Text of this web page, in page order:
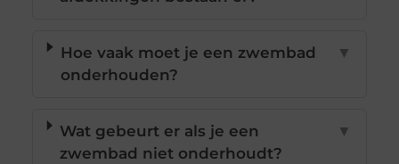
Hoe vaak moet je een zwembad
onderhouden?
▼
Wat gebeurt er als je een
zwembad niet onderhoudt?
▼